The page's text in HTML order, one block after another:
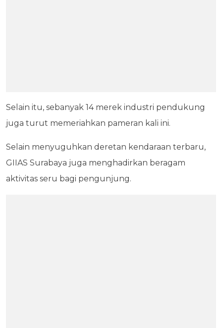
Selain itu, sebanyak 14 merek industri pendukung
juga turut memeriahkan pameran kali ini.
Selain menyuguhkan deretan kendaraan terbaru,
GIIAS Surabaya juga menghadirkan beragam
aktivitas seru bagi pengunjung.